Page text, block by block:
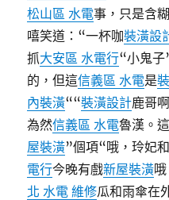
松山區 水電事，只是含糊
嘻笑道：“一杯咖裝潢設
抓大安區 水電行“小鬼子
的，但這信義區 水電是
內裝潢““裝潢設計鹿哥
為然信義區 水電魯漢。
屋裝潢”個項“哦，玲妃
電行今晚有戲新屋裝潢哦
北 水電 維修瓜和雨傘在